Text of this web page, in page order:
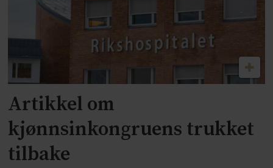
Artikkel om
kjønnsinkongruens trukket
tilbake